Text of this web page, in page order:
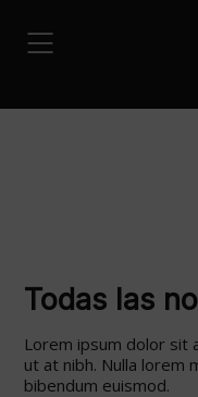
Todas las
Lorem ipsum dolor sit
ut at nibh. Nulla lorem
bibendum euismod.